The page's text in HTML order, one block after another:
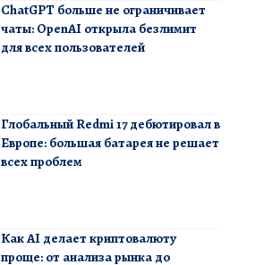
ChatGPT больше не ограничивает
чаты: OpenAI открыла безлимит
для всех пользователей
Глобальный Redmi 17 дебютировал в
Европе: большая батарея не решает
всех проблем
Как AI делает криптовалюту
проще: от анализа рынка до